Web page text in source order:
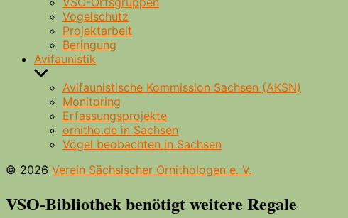
Vogelschutz
Projektarbeit
Beringung
Avifaunistik
Untermenü
anzeigenAvifaunistische Kommission Sachsen (AKSN)
Monitoring
Erfassungsprojekte
ornitho.de in Sachsen
Vögel beobachten in Sachsen
© 2026 Verein Sächsischer Ornithologen e. V.
VSO-Bibliothek benötigt weitere Regale